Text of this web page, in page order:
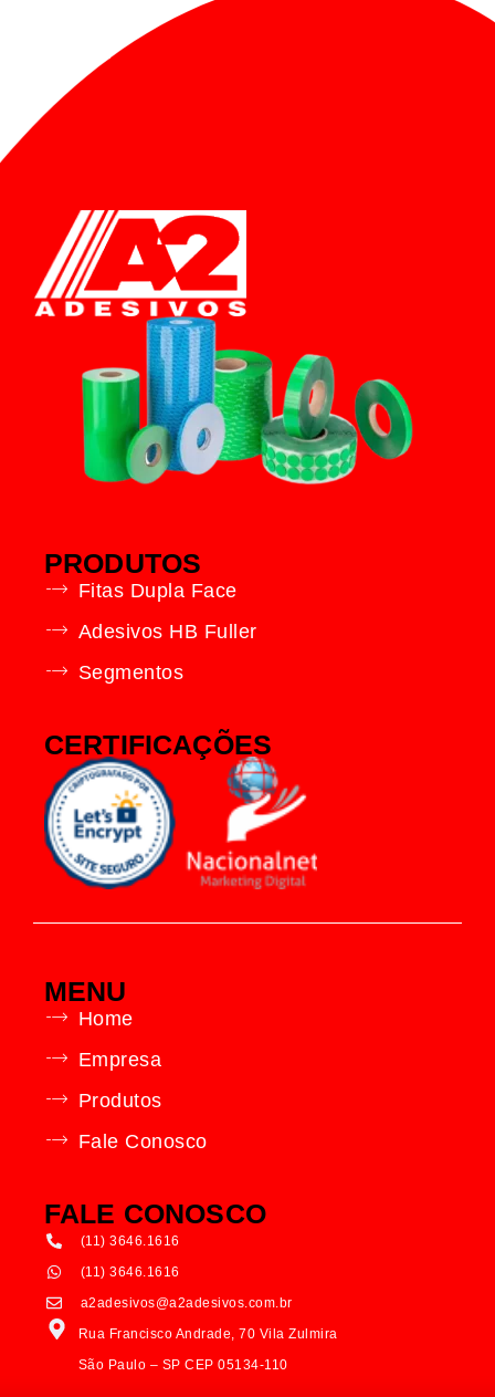
PRODUTOS
Fitas Dupla Face
Adesivos HB Fuller
Segmentos
CERTIFICAÇÕES
MENU
Home
Empresa
Produtos
Fale Conosco
FALE CONOSCO
(11) 3646.1616
(11) 3646.1616
a2adesivos@a2adesivos.com.br
Rua Francisco Andrade, 70 Vila Zulmira
São Paulo – SP CEP 05134-110